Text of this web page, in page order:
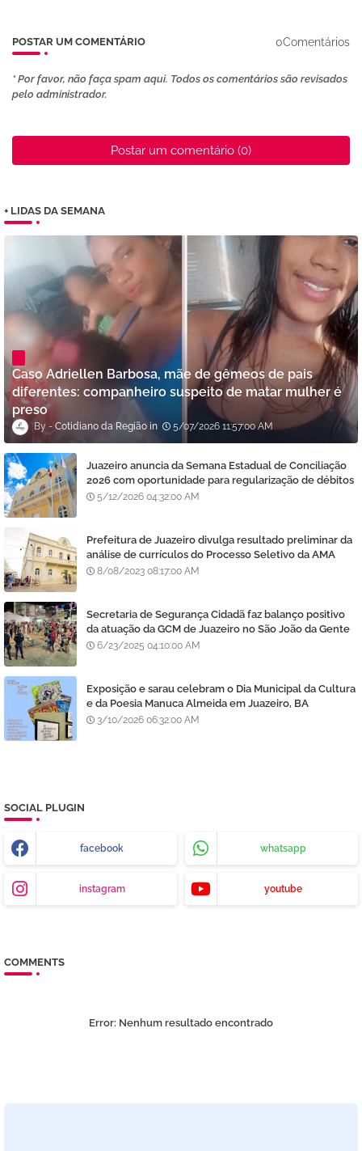
POSTAR UM COMENTÁRIO 0Comentários
* Por favor, não faça spam aqui. Todos os comentários são revisados ​​
pelo administrador.
Postar um comentário (0)
+ LIDAS DA SEMANA
Caso Adriellen Barbosa, mãe de gêmeos de pais
diferentes: companheiro suspeito de matar mulher é
preso
Cotidiano da Região 5/07/2026 11:57:00 AM
Juazeiro anuncia da Semana Estadual de Conciliação
2026 com oportunidade para regularização de débitos
5/12/2026 04:32:00 AM
Prefeitura de Juazeiro divulga resultado preliminar da
análise de currículos do Processo Seletivo da AMA
8/08/2023 08:17:00 AM
Secretaria de Segurança Cidadã faz balanço positivo
da atuação da GCM de Juazeiro no São João da Gente
6/23/2025 04:10:00 AM
Exposição e sarau celebram o Dia Municipal da Cultura
e da Poesia Manuca Almeida em Juazeiro, BA
3/10/2026 06:32:00 AM
SOCIAL PLUGIN
facebook whatsapp
instagram youtube
COMMENTS
Error: Nenhum resultado encontrado